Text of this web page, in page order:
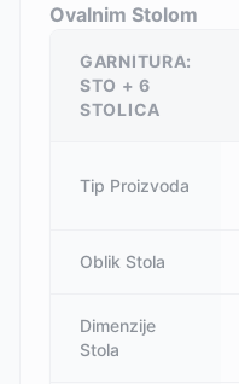
Ovalnim Stolom
GARNITURA:
STO + 6
STOLICA
Tip Proizvoda
Oblik Stola
Dimenzije
Stola